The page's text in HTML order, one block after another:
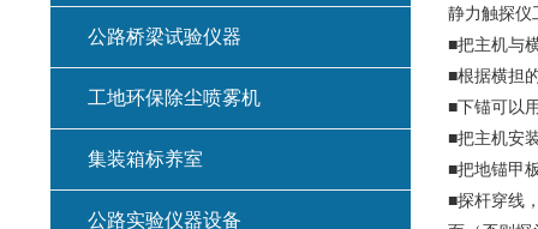
静力触探仪
■把主机与
■根据横担
■下锚可以
■把主机安
■把地锚甲
■探杆穿线
公路桥梁试验仪器
工地环保除尘喷雾机
集装箱标养室
公路实验仪器设备